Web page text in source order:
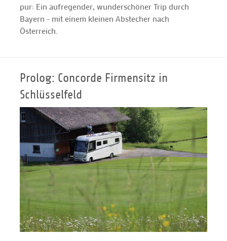
pur: Ein aufregender, wunderschöner Trip durch
Bayern - mit einem kleinen Abstecher nach
Österreich.
Prolog: Concorde Firmensitz in
Schlüsselfeld